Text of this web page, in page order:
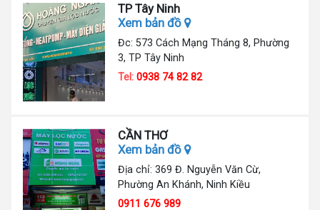
TP Tây Ninh
Xem bản đồ
Đc: 573 Cách Mạng Tháng 8, Phường
3, TP Tây Ninh
Tel:0938 74 82 82
CẦN THƠ
Xem bản đồ
Địa chỉ: 369 Đ. Nguyễn Văn Cừ,
Phường An Khánh, Ninh Kiều
0911 676 989